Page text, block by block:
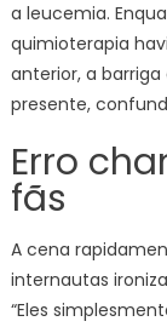
a leucemia.
quimioterapia
anterior, a
presente,
Erro
fãs
A cena
internautas
“Eles